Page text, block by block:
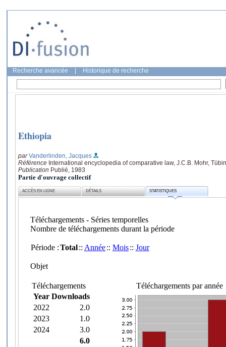
Recherche avancée Historique de recherche
Ethiopia
parVanderlinden, Jacques
Référence International encyclopedia of comparative law, J.C.B. Mohr,
Publication Publié, 1983
Partie d'ouvrage collectif
ACCÈS EN LIGNE DÉTAILS STATISTIQUES